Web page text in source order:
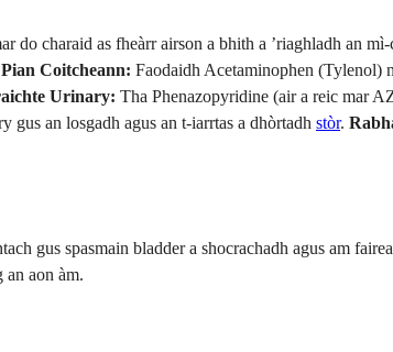
do charaid as fheàrr airson a bhith a ’riaghladh an
Coitcheann: Faodaidh Acetaminophen
Urinary: Tha Phenazopyridine (air a reic mar
gus an losgadh agus an t-iarrtas a dhòrtadh stòr.
gus spasmain bladder a shocrachadh agus am
an aon àm.